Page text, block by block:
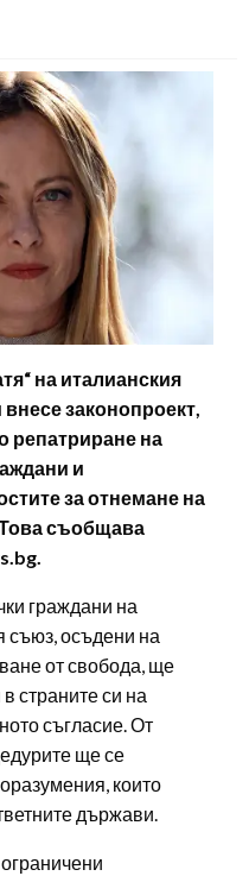
на италианския
законопроект,
репатриране на
и
за отнемане на
съобщава
граждани на
съюз, осъдени на
от свобода, ще
страните си на
съгласие. От
ще се
които
държави.